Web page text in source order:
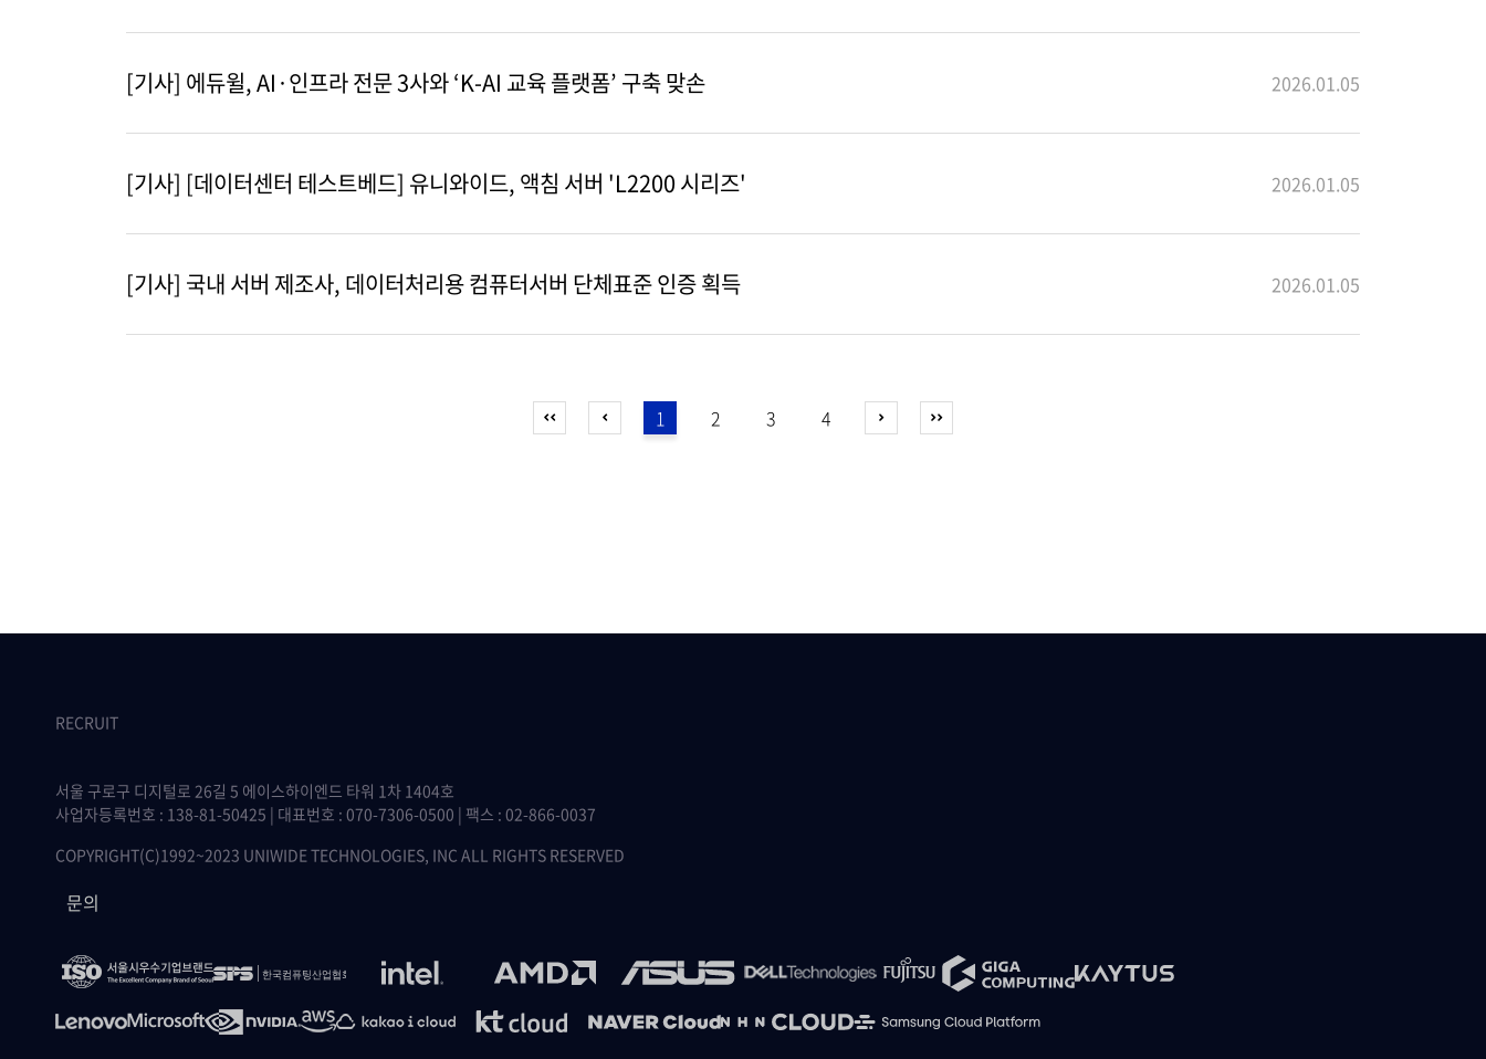
[기사] 에듀윌, AI·인프라 전문 3사와 ‘K-AI 교육 플랫폼’ 구축 맞손 2026.01.05
[기사] [데이터센터 테스트베드] 유니와이드, 액침 서버 'L2200 시리즈' 2026.01.05
[기사] 국내 서버 제조사, 데이터처리용 컴퓨터서버 단체표준 인증 획득 2026.01.05
1 2 3 4
RECRUIT
서울 구로구 디지털로 26길 5 에이스하이엔드 타워 1차 1404호
사업자등록번호 : 138-81-50425 | 대표번호 : 070-7306-0500 | 팩스 : 02-866-0037
COPYRIGHT(C)1992~2023 UNIWIDE TECHNOLOGIES, INC ALL RIGHTS RESERVED
문의